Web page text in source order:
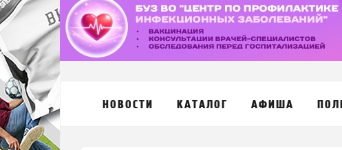
НОВОСТИ КАТАЛОГ АФИША